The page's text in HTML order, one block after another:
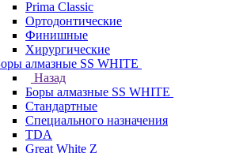
Prima Classic
Ортодонтические
Финишные
Хирургические
алмазные SS WHITE
Назад
Боры алмазные SS WHITE
Стандартные
Специального назначения
TDA
Great White Z